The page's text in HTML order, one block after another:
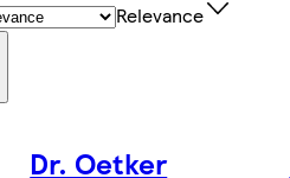
Relevance
Dr. Oetker